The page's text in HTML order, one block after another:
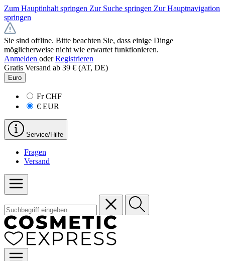
Zum Hauptinhalt springen Zur Suche springen Zur Hauptnavigation
springen
Sie sind offline. Bitte beachten Sie, dass einige Dinge
möglicherweise nicht wie erwartet funktionieren.
Anmelden oder Registrieren
Gratis Versand ab 39 € (AT, DE)
Euro
FrCHF
€ EUR
Service/Hilfe
Fragen
Versand